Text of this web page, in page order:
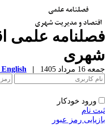
علمی
مرداد 1405 |
English
]
ورود خودکار
نام
رمز عبور